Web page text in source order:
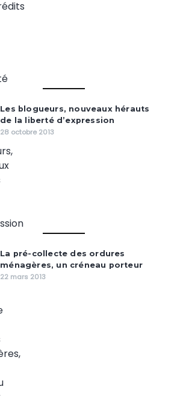
Les blogueurs, nouveaux hérauts
de la liberté d’expression
28 octobre 2013
La pré-collecte des ordures
ménagères, un créneau porteur
22 mars 2013